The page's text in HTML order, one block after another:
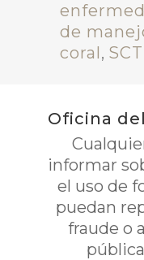
de
coral,
Oficina
informar
el uso de
puedan
fraude o